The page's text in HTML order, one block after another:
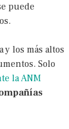
puede
los más altos
Solo
la ANM